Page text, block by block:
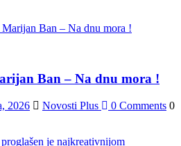
Ban – Na dnu mora !
2026 Novosti Plus 0 Comments 0